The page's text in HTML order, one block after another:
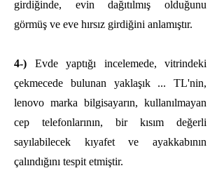
girdiğinde, evin dağıtılmış olduğunu
görmüş ve eve hırsız girdiğini anlamıştır.
4-) Evde yaptığı incelemede, vitrindeki
çekmecede bulunan yaklaşık ... TL'nin,
lenovo marka bilgisayarın, kullanılmayan
cep telefonlarının, bir kısım değerli
sayılabilecek kıyafet ve ayakkabının
çalındığını tespit etmiştir.